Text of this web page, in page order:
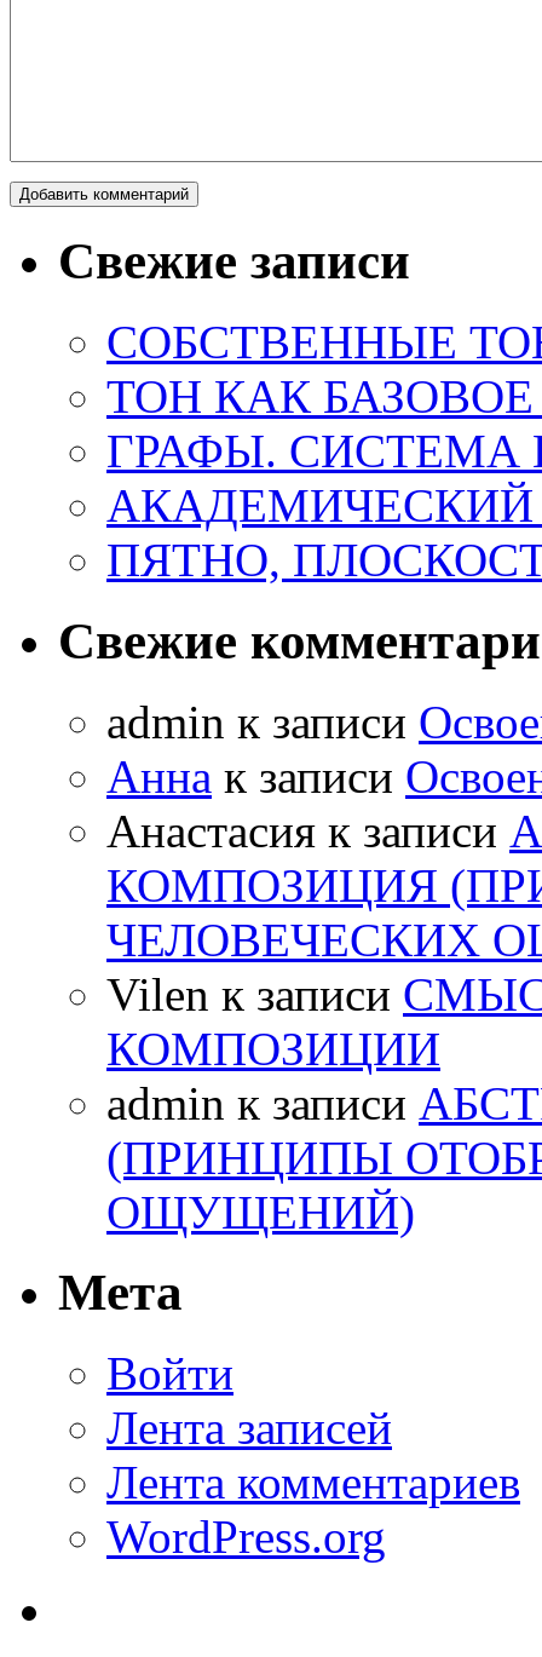
Свежие записи
СОБСТВЕННЫЕ
ТОН КАК
ГРАФЫ. СИСТЕМА
ПЯТНО,
Свежие
admin к записи
Анна к записи
Анастасия к записи
КОМПОЗИЦИЯ
ЧЕЛОВЕЧЕСКИХ
Vilen к записи
КОМПОЗИЦИИ
admin к записи
(ПРИНЦИПЫ
ОЩУЩЕНИЙ)
Мета
Войти
Лента записей
Лента комментариев
WordPress.org